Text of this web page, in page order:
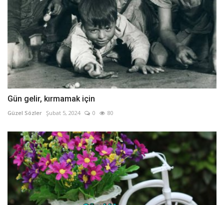
Gün gelir, kırmamak için
Güzel Sözler Şubat 5, 2024 0 80